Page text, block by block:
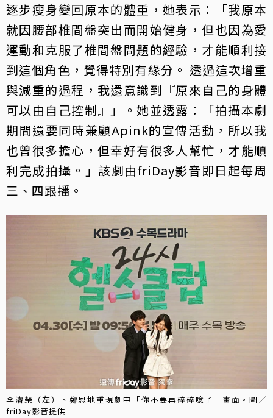
逐步瘦身變回原本的體重，她表示：「我原本
就因腰部椎間盤突出而開始健身，但也因為愛
運動和克服了椎間盤問題的經驗，才能順利接
到這個角色，覺得特別有緣分。 透過這次增重
與減重的過程，我還意識到『原來自己的身體
可以由自己控制』」。她並透露：「拍攝本劇
期間還要同時兼顧Apink的宣傳活動，所以我
也曾很多擔心，但幸好有很多人幫忙，才能順
利完成拍攝。」該劇由friDay影音即日起每周
三、四跟播。
李濬榮（左）、鄭恩地重現劇中「你不要再碎碎唸了」畫面。圖／
friDay影音提供